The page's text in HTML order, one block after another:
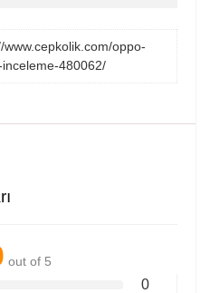
www.cepkolik.com/oppo-
480062/
out of 5
0